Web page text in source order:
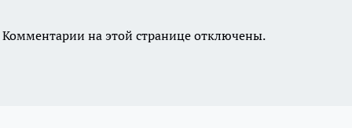
Комментарии на этой странице отключены.